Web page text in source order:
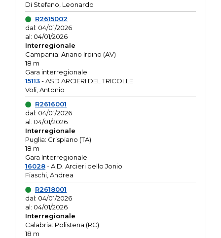
Di Stefano, Leonardo
R2615002
dal: 04/01/2026
al: 04/01/2026
Interregionale
Campania: Ariano Irpino (AV)
18 m
Gara interregionale
15113- ASD ARCIERI DEL TRICOLLE
Voli, Antonio
R2616001
dal: 04/01/2026
al: 04/01/2026
Interregionale
Puglia: Crispiano (TA)
18 m
Gara Interregionale
16028- A.D. Arcieri dello Jonio
Fiaschi, Andrea
R2618001
dal: 04/01/2026
al: 04/01/2026
Interregionale
Calabria: Polistena (RC)
18 m